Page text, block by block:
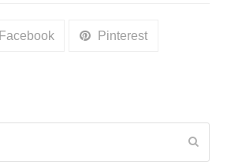
Facebook Pinterest